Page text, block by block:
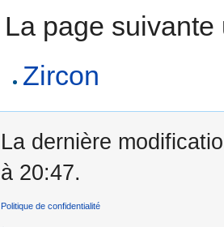
La page
Zircon
La dernière
à 20:47.
Politique de confidentialité